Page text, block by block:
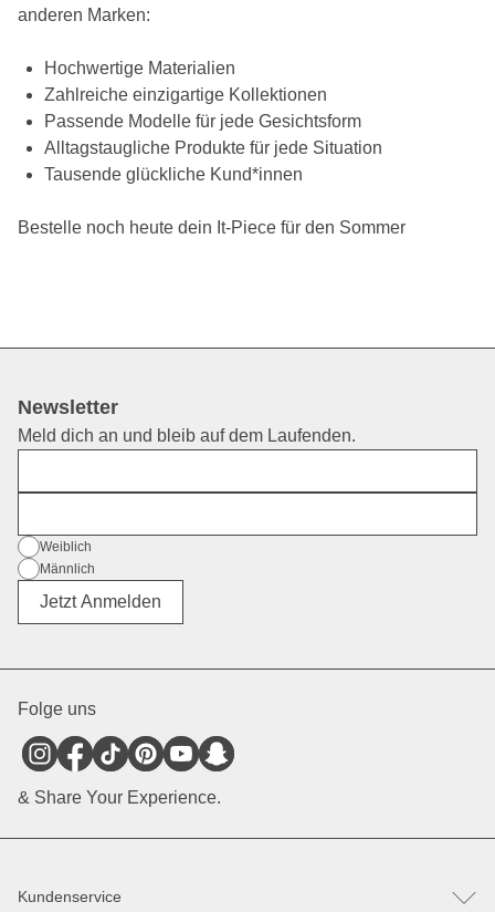
anderen Marken:
Hochwertige Materialien
Zahlreiche einzigartige Kollektionen
Passende Modelle für jede Gesichtsform
Alltagstaugliche Produkte für jede Situation
Tausende glückliche Kund*innen
Bestelle noch heute dein It-Piece für den Sommer
Newsletter
Meld dich an und bleib auf dem Laufenden.
Geschlecht
Weiblich
Männlich
Divers
Jetzt Anmelden
Folge uns
& Share Your Experience.
Kundenservice